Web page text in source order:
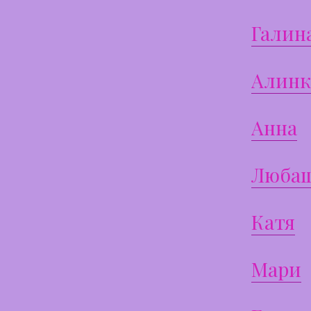
Анна
Катя
Мари